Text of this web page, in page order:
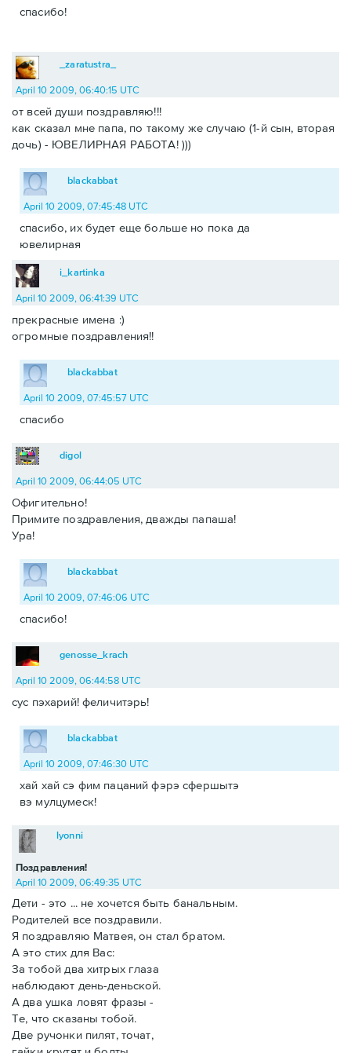
спасибо!
_zaratustra_
April 10 2009, 06:40:15 UTC
от всей души поздравляю!!!
как сказал мне папа, по такому же случаю (1-й сын, вторая
дочь) - ЮВЕЛИРНАЯ РАБОТА! )))
blackabbat
April 10 2009, 07:45:48 UTC
спасибо, их будет еще больше но пока да
ювелирная
i_kartinka
April 10 2009, 06:41:39 UTC
прекрасные имена :)
огромные поздравления!!
blackabbat
April 10 2009, 07:45:57 UTC
спасибо
digol
April 10 2009, 06:44:05 UTC
Офигительно!
Примите поздравления, дважды папаша!
Ура!
blackabbat
April 10 2009, 07:46:06 UTC
спасибо!
genosse_krach
April 10 2009, 06:44:58 UTC
сус пэхарий! феличитэрь!
blackabbat
April 10 2009, 07:46:30 UTC
хай хай сэ фим пацаний фэрэ сфершытэ
вэ мулцумеск!
Поздравления!
lyonni
April 10 2009, 06:49:35 UTC
Дети - это ... не хочется быть банальным.
Родителей все поздравили.
Я поздравляю Матвея, он стал братом.
А это стих для Вас:
За тобой два хитрых глаза
наблюдают день-деньской.
А два ушка ловят фразы -
Те, что сказаны тобой.
Две ручонки пилят, точат,